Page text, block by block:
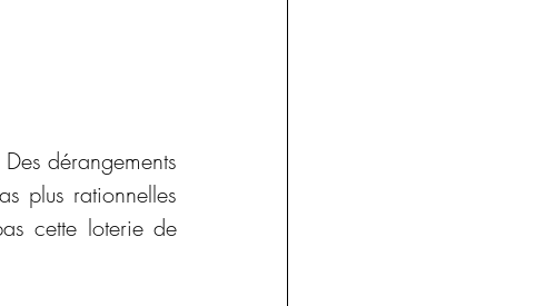
dérangements
plus rationnelles
cette loterie de